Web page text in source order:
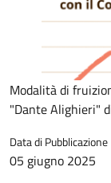
Modalità di
"Dante Alighieri"
Data di Pubblicazione
05 giugno 2025